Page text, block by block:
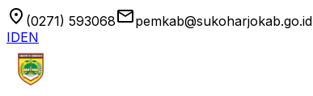
location_on (0271) 593068emailpemkab@sukoharjokab.go.id
IDEN